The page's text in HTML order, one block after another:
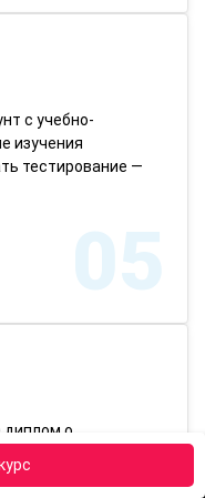
с учебно-
изучения
тестирование —
05
диплом о